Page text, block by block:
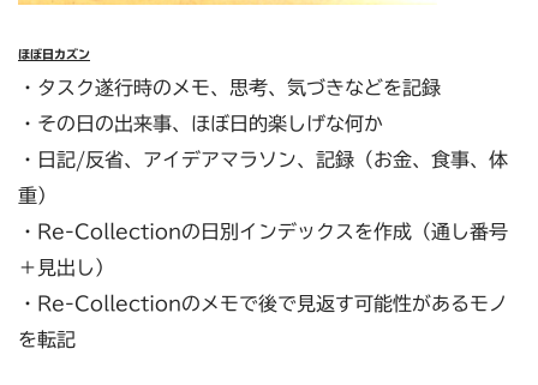
ほぼ日カズン
・タスク遂行時のメモ、思考、気づきなどを記録
・その日の出来事、ほぼ日的楽しげな何か
・日記/反省、アイデアマラソン、記録（お金、食事、体
重）
・Re-Collectionの日別インデックスを作成（通し番号
＋見出し）
・Re-Collectionのメモで後で見返す可能性があるモノ
を転記